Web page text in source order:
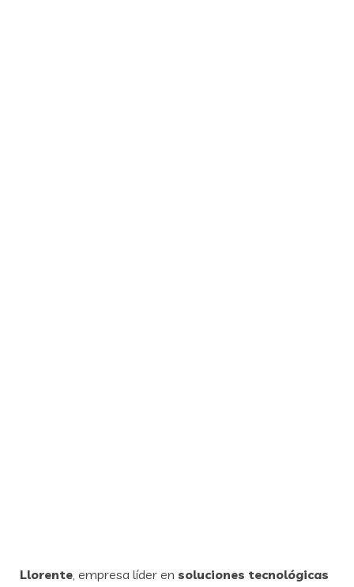
Llorente, empresa líder en soluciones tecnológicas